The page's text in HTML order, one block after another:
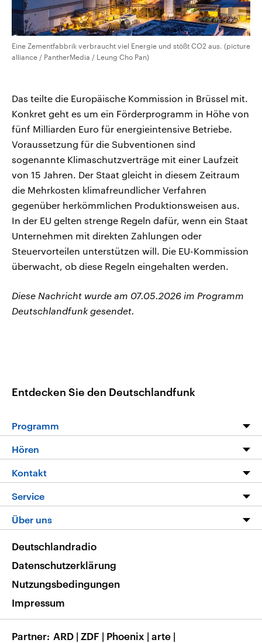
Eine Zementfabbrik verbraucht viel Energie und stößt CO2 aus. (picture
alliance / PantherMedia / Leung Cho Pan)
Das teilte die Europäische Kommission in Brüssel mit.
Konkret geht es um ein Förderprogramm in Höhe von
fünf Milliarden ‌Euro für energieintensive Betriebe.
Voraussetzung für die Subventionen sind
sogenannte Klimaschutzverträge mit einer Laufzeit
von 15 Jahren. Der Staat gleicht in diesem Zeitraum
die Mehrkosten klimafreundlicher Verfahren
gegenüber herkömmlichen Produktionsweisen aus.
In der EU gelten strenge Regeln dafür, wenn ein Staat
Unternehmen mit direkten Zahlungen oder
Steuervorteilen unterstützen will. Die EU-Kommission
überwacht, ob diese Regeln eingehalten werden.
Diese Nachricht wurde am 07.05.2026 im Programm
Deutschlandfunk gesendet.
Entdecken Sie den Deutschlandfunk
Programm
Programm
Die Nachrichten
Nachrichtenleicht
Neue Beiträge auf dlf.de
Hören
Livestream
Podcasts
Deutschlandfunk App
Nachrichten App
Frequenzen
Kontakt
Hörerservice
Service
FAQ
Veranstaltungen
Musikliste
RSS
Über uns
Barrierefreiheit
Deutschlandradio
Datenschutzerklärung
Nutzungsbedingungen
Impressum
Partner ARD | ZDF | Phoenix | arte |